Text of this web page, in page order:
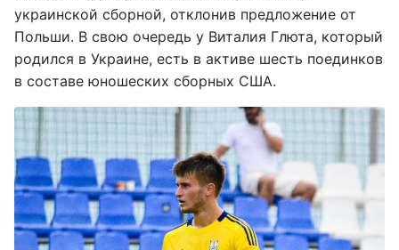
украинской сборной, отклонив предложение от
Польши. В свою очередь у Виталия Глюта, который
родился в Украине, есть в активе шесть поединков
в составе юношеских сборных США.